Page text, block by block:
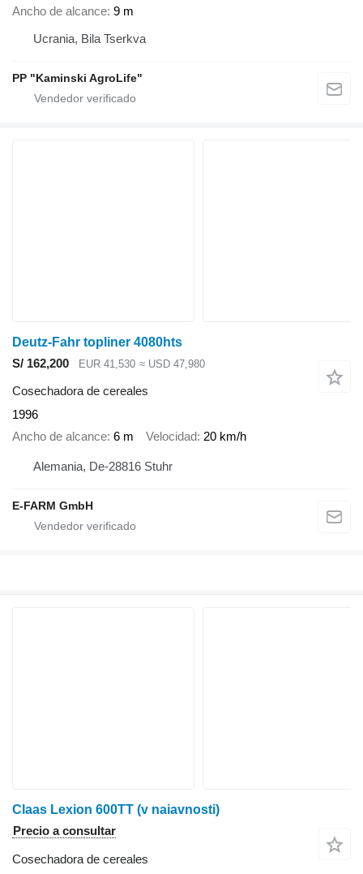
Ancho de alcance 9 m
Ucrania, Bila Tserkva
PP "Kaminski AgroLife"
Deutz-Fahr topliner 4080hts
S/ 162,200
EUR 41,530 ≈ USD 47,980
Cosechadora de cereales
1996
Ancho de alcance 6 m Velocidad 20 km/h
Alemania, De-28816 Stuhr
E-FARM GmbH
Claas Lexion 600TT (v naiavnosti)
Precio a consultar
Cosechadora de cereales